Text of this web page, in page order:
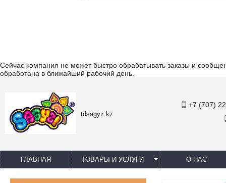
Сейчас компания не может быстро обрабатывать заказы и
обработана в ближайший рабочий день.
tdsagyz.kz
+7 (707)
ГЛАВНАЯ ТОВАРЫ И УСЛУГИ О НАС